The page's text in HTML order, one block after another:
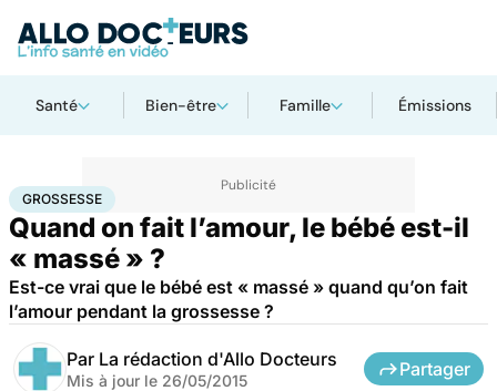
Santé Bien-être Famille Émissions
AccueilFamille Grossesse Grossesse
GROSSESSE
Quand on fait l’amour, le bébé est-il
« massé » ?
Est-ce vrai que le bébé est « massé » quand qu’on fait
l’amour pendant la grossesse ?
Par La rédaction d'Allo Docteurs
Mis à jour le 26/05/2015
Partager